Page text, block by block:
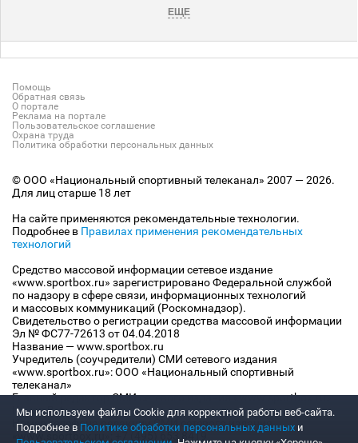
ЕЩЕ
Помощь
Обратная связь
О портале
Реклама на портале
Пользовательское соглашение
Охрана труда
Политика обработки персональных данных
© ООО «Национальный спортивный телеканал» 2007 — 2026.
Для лиц старше 18 лет
На сайте применяются рекомендательные технологии.
Подробнее в Правилах применения рекомендательных
технологий
Средство массовой информации сетевое издание
«www.sportbox.ru» зарегистрировано Федеральной службой
по надзору в сфере связи, информационных технологий
и массовых коммуникаций (Роскомнадзор).
Свидетельство о регистрации средства массовой информации
Эл № ФС77-72613 от 04.04.2018
Название — www.sportbox.ru
Учредитель (соучредители) СМИ сетевого издания
«www.sportbox.ru»: ООО «Национальный спортивный
телеканал»
Главный редактор СМИ сетевого издания «www.sportbox.ru»:
Конов В.А.
Номер телефона редакции СМИ сетевого издания
«www.sportbox.ru»: +7 (495) 653 8419
Мы используем файлы Сookie для корректной работы веб-сайта.
Подробнее в Политике обработки персональных данных и